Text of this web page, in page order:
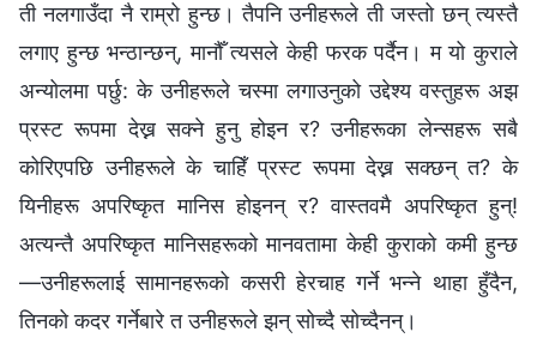
ती नलगाउँदा नै राम्रो हुन्छ। तैपनि उनीहरूले ती जस्तो छन् त्यस्तै
लगाए हुन्छ भन्ठान्छन्, मानौँ त्यसले केही फरक पर्दैन। म यो कुराले
अन्योलमा पर्छु: के उनीहरूले चस्मा लगाउनुको उद्देश्य वस्तुहरू अझ
प्रस्ट रूपमा देख्न सक्ने हुनु होइन र? उनीहरूका लेन्सहरू सबै
कोरिएपछि उनीहरूले के चाहिँ प्रस्ट रूपमा देख्न सक्छन् त? के
यिनीहरू अपरिष्कृत मानिस होइनन् र? वास्तवमै अपरिष्कृत हुन्!
अत्यन्तै अपरिष्कृत मानिसहरूको मानवतामा केही कुराको कमी हुन्छ
—उनीहरूलाई सामानहरूको कसरी हेरचाह गर्ने भन्‍ने थाहा हुँदैन,
तिनको कदर गर्नेबारे त उनीहरूले झन् सोच्दै सोच्दैनन्।